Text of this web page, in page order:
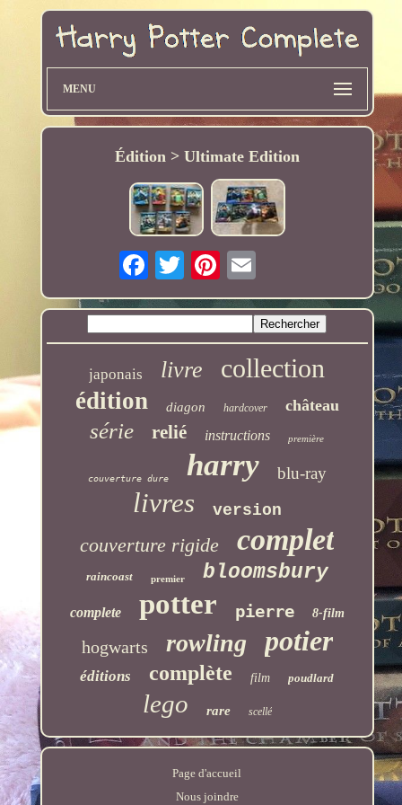
MENU
Édition > Ultimate Edition
japonais livre collection
édition diagon hardcover château
série relié instructions première
couverture dure harry blu-ray
livres version
couverture rigide complet
raincoast premier bloomsbury
complete potter pierre 8-film
hogwarts rowling potier
éditions complète film poudlard
lego rare scellé
Page d'accueil
Nous joindre